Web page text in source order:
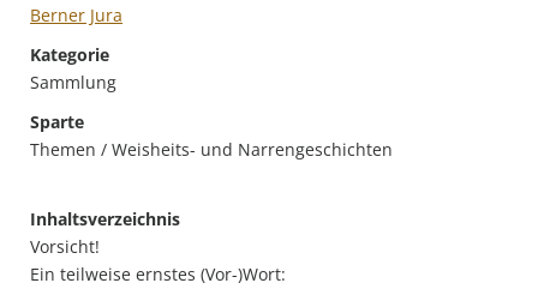
Berner Jura
Kategorie
Sammlung
Sparte
Themen / Weisheits- und Narrengeschichten
Inhaltsverzeichnis
Vorsicht!
Ein teilweise ernstes (Vor-)Wort: